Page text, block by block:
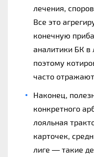
лечения,
Все это
конечную
аналитики БК в
поэтому
часто
Наконец,
конкретного
лояльная
карточек,
лиге — такие